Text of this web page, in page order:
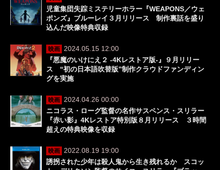
児童集団失踪ミステリーホラー『WEAPONS／ウェ
ポンズ』ブルーレイ３月リリース 制作裏話を盛り
込んだ映像特典収録
映画
2024.05.15 12:00
『悪魔のいけにえ２ ‐4Kレストア版‐』９月リリー
ス “初の日本語吹替版”制作クラウドファンディン
グを実施
映画
2024.04.26 00:00
ニコラス・ローグ監督の名作サスペンス・スリラー
『赤い影』4Kレストア特別版８月リリース ３時間
超えの特典映像を収録
映画
2022.08.19 19:00
誘拐された少年は殺人鬼から生き残れるか スコッ